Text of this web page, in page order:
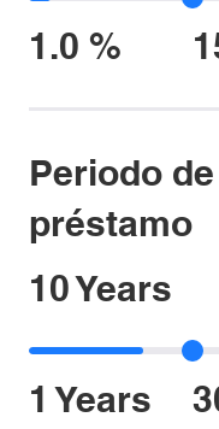
1.0 %
Periodo de
préstamo
10 Years
1 Years